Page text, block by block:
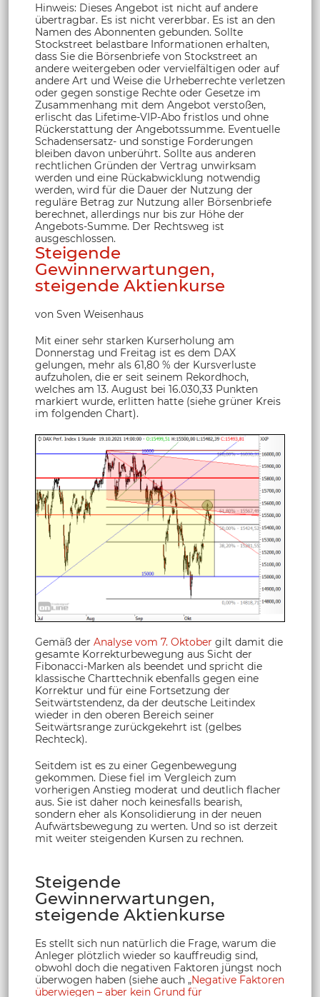
Hinweis: Dieses Angebot ist nicht auf andere
übertragbar. Es ist nicht vererbbar. Es ist an den
Namen des Abonnenten gebunden. Sollte
Stockstreet belastbare Informationen erhalten,
dass Sie die Börsenbriefe von Stockstreet an
andere weitergeben oder vervielfältigen oder auf
andere Art und Weise die Urheberrechte verletzen
oder gegen sonstige Rechte oder Gesetze im
Zusammenhang mit dem Angebot verstoßen,
erlischt das Lifetime-VIP-Abo fristlos und ohne
Rückerstattung der Angebotssumme. Eventuelle
Schadensersatz- und sonstige Forderungen
bleiben davon unberührt. Sollte aus anderen
rechtlichen Gründen der Vertrag unwirksam
werden und eine Rückabwicklung notwendig
werden, wird für die Dauer der Nutzung der
reguläre Betrag zur Nutzung aller Börsenbriefe
berechnet, allerdings nur bis zur Höhe der
Angebots-Summe. Der Rechtsweg ist
ausgeschlossen.
Steigende
Gewinnerwartungen,
steigende Aktienkurse
von Sven Weisenhaus
Mit einer sehr starken Kurserholung am
Donnerstag und Freitag ist es dem DAX
gelungen, mehr als 61,80 % der Kursverluste
aufzuholen, die er seit seinem Rekordhoch,
welches am 13. August bei 16.030,33 Punkten
markiert wurde, erlitten hatte (siehe grüner Kreis
im folgenden Chart).
Gemäß der Analyse vom 7. Oktober gilt damit die
gesamte Korrekturbewegung aus Sicht der
Fibonacci-Marken als beendet und spricht die
klassische Charttechnik ebenfalls gegen eine
Korrektur und für eine Fortsetzung der
Seitwärtstendenz, da der deutsche Leitindex
wieder in den oberen Bereich seiner
Seitwärtsrange zurückgekehrt ist (gelbes
Rechteck).
Seitdem ist es zu einer Gegenbewegung
gekommen. Diese fiel im Vergleich zum
vorherigen Anstieg moderat und deutlich flacher
aus. Sie ist daher noch keinesfalls bearish,
sondern eher als Konsolidierung in der neuen
Aufwärtsbewegung zu werten. Und so ist derzeit
mit weiter steigenden Kursen zu rechnen.
Steigende
Gewinnerwartungen,
steigende Aktienkurse
Es stellt sich nun natürlich die Frage, warum die
Anleger plötzlich wieder so kauffreudig sind,
obwohl doch die negativen Faktoren jüngst noch
überwogen haben (siehe auch „Negative Faktoren
überwiegen – aber kein Grund für